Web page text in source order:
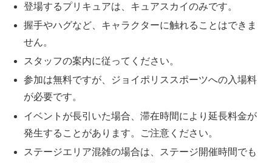
登場するプリキュアは、キュアスカイのみです。
握手やハグなど、キャラクターに触れることはできま
せん。
スタッフの案内に従ってください。
参加は無料ですが、ジョイポリススポーツへの入場料
が必要です。
イベントが長引いた場合、滞在時間により延長料金が
発生することがあります。ご注意ください。
ステージエリア混雑の場合は、ステージ開催時間でも